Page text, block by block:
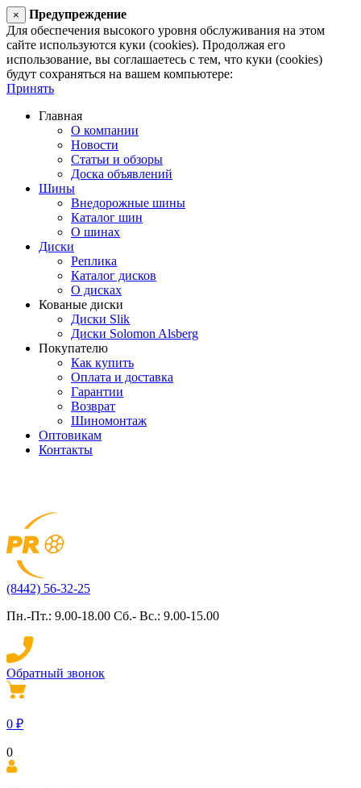
×
Предупреждение
Для обеспечения высокого уровня обслуживания на этом
сайте используются куки (cookies). Продолжая его
использование, вы соглашаетесь с тем, что куки (cookies)
будут сохраняться на вашем компьютере:
Принять
Главная
О компании
Новости
Статьи и обзоры
Доска объявлений
Шины
Внедорожные шины
Каталог шин
О шинах
Диски
Реплика
Каталог дисков
О дисках
Кованые диски
Диски Slik
Диски Solomon Alsberg
Покупателю
Как купить
Оплата и доставка
Гарантии
Возврат
Шиномонтаж
Оптовикам
Контакты
(8442) 56-32-25
Пн.-Пт.: 9.00-18.00 Сб.- Вс.: 9.00-15.00
Обратный звонок
0 ₽
0